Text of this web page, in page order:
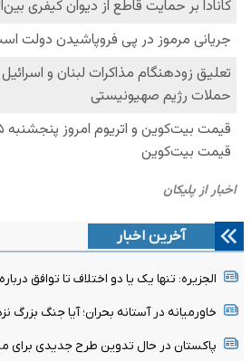
آخرین اخبار
الجزیره: تنها یک یا دو اختلاف تا توافق
خاورمیانه در آستانه بحران؛ آیا جنگ بزرگ
پاکستان در حال تدوین طرح جدیدی برای